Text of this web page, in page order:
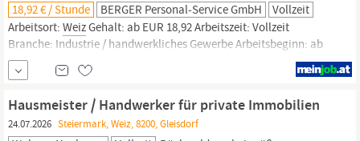
18,92 € / Stunde BERGER Personal-Service GmbH
Vollzeit
Arbeitsort: WeizGehalt: ab EUR 18,92 Arbeitszeit: Vollzeit
Branche: Industrie / handwerkliches Gewerbe Arbeitsbeginn: ab
sofort Für unseren Partnerbetrieb in
suchen wir ab sofort
Tischler:innen Deine Aufgaben: Einrichten, Umrüsten und
fachgerechtes Bedienen verschiedener
Hausmeister / Handwerker für private Immobilien
24.07.2026 Steiermark, Weiz, 8200, Gleisdorf